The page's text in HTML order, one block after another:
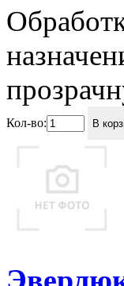
Кол-во: В